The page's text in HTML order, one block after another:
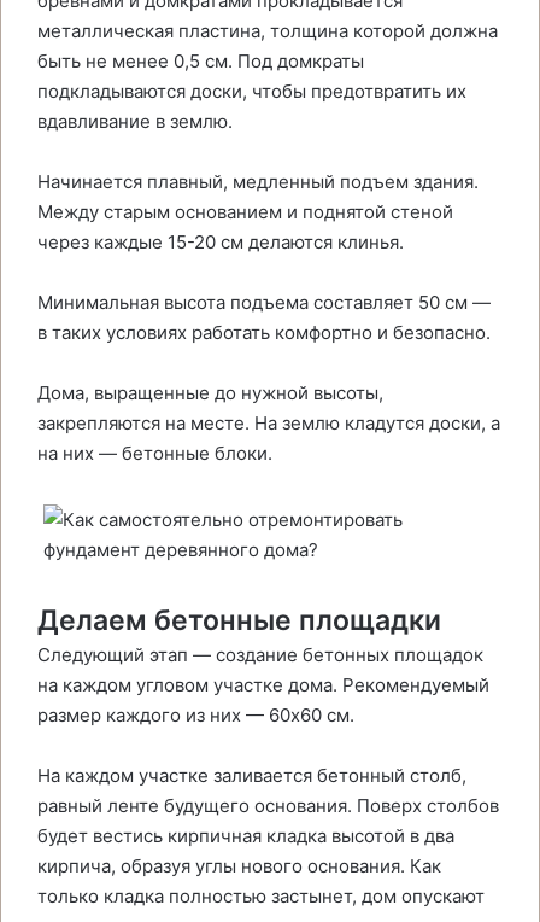
металлическая пластина, толщина которой должна
быть не менее 0,5 см. Под домкраты
подкладываются доски, чтобы предотвратить их
вдавливание в землю.
Начинается плавный, медленный подъем здания.
Между старым основанием и поднятой стеной
через каждые 15-20 см делаются клинья.
Минимальная высота подъема составляет 50 см —
в таких условиях работать комфортно и безопасно.
Дома, выращенные до нужной высоты,
закрепляются на месте. На землю кладутся доски, а
на них — бетонные блоки.
Делаем бетонные площадки
Следующий этап — создание бетонных площадок
на каждом угловом участке дома. Рекомендуемый
размер каждого из них — 60х60 см.
На каждом участке заливается бетонный столб,
равный ленте будущего основания. Поверх столбов
будет вестись кирпичная кладка высотой в два
кирпича, образуя углы нового основания. Как
только кладка полностью застынет, дом опускают